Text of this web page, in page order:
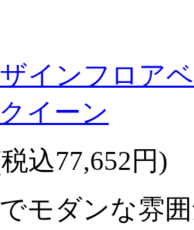
インフロア
イーン
込77,652円)
モダンな雰